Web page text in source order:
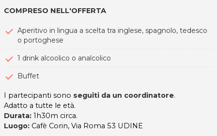
COMPRESO NELL'OFFERTA
Aperitivo in lingua a scelta tra inglese, spagnolo, tedesco
o portoghese
1 drink alcoolico o analcolico
Buffet
I partecipanti sono seguiti da un coordinatore.
Adatto a tutte le età.
Durata: 1h30m circa.
Luogo: Cafè Corin, Via Roma 53 UDINE